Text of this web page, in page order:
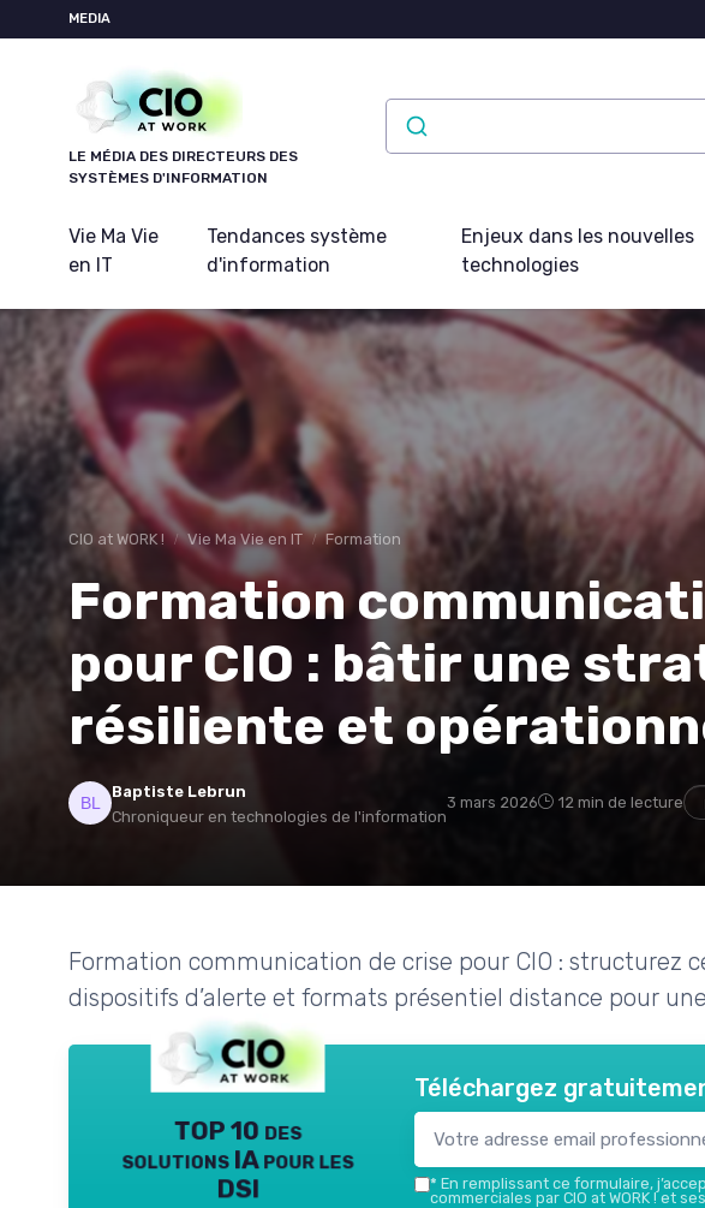
MEDIA
LE MÉDIA DES DIRECTEURS DES
SYSTÈMES D'INFORMATION
Vie Ma Vie
en IT
Tendances système
d'information
Enjeux dans les nouvelles
technologies
CIO at WORK ! Vie Ma Vie en IT Formation
Formation
pour CIO : bâtir une
résiliente et
Baptiste Lebrun
Chroniqueur en technologies de l'information
3 mars 2026 12 min de lecture
Formation communication de crise pour CIO : structurez
dispositifs d’alerte et formats présentiel distance pour
TOP 10 des
solutions IA pour les
DSI
Téléchargez
* En remplissant ce formulaire,
commerciales par CIO at WORK ! et
Panneau de gestion des cookies